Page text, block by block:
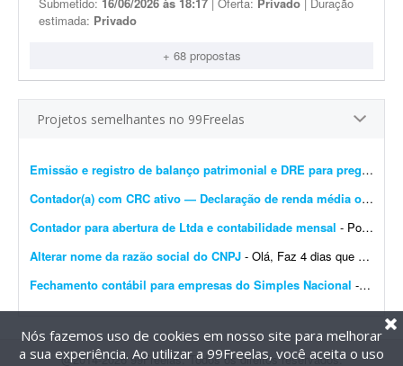
estimada: Privado
+ 68 propostas
Projetos semelhantes no 99Freelas
Emissão e registro de balanço patrimonial e DRE para pregão
Contador(a) com CRC ativo — Declaração de renda média ou DECORE para PROUNI
Contador para abertura de Ltda e contabilidade mensal - Português: Procuro um contador ou escritório de contabilidade para uma Ltda em constituição no Rio de Janeiro, com sócio estrangeiro não residente (belga)....
Alterar nome da razão social do CNPJ - Olá, Faz 4 dias que abri um CNPJ novo no Simples Nacional. Precisei abrir uma conta no TikTok e o CPF aparece com meu nome de casada; por isso houve divergência no nome registrado na ...
Fechamento contábil para empresas do Simples Nacional - - Fechamento contábil de 30 empresas do Simples Nacional, referente a 2025. - Entrega com contas conciliadas e demonstrativo de composição de contas. - Empresas prestadoras de ...
@2014-2026 99Freelas. Todos os direitos reservados.
Nós fazemos uso de cookies em nosso site para melhorar
a sua experiência. Ao utilizar a 99Freelas, você aceita o uso